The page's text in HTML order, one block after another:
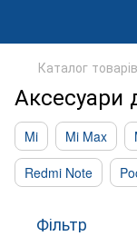
Каталог товарів
Аксесуари
Mi Mi Max
Redmi Note
Фільтр